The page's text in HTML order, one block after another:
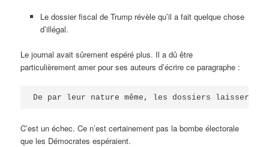
Le dossier fiscal de Trump révèle qu’il a fait quelque chose
d’illégal.
Le journal avait sûrement espéré plus. Il a dû être
particulièrement amer pour ses auteurs d’écrire ce paragraphe :
De par leur nature même, les dossiers
C’est un échec. Ce n’est certainement pas la bombe électorale
que les Démocrates espéraient.